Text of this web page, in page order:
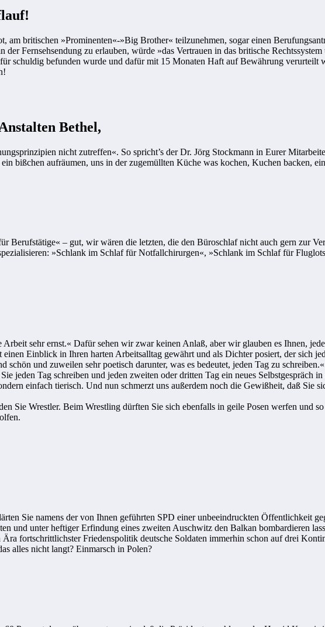
am britischen »Prominenten«-»Big Brother« teilzunehmen, sogar einen
Fernsehsendung zu erlauben, würde »das Vertrauen in das britische Rechtssystem
schuldig befunden wurde und dafür mit 15 Monaten Haft auf Bewährung verurteilt
Bethel,
nicht zutreffen«. So spricht’s der Dr. Jörg Stockmann in Eurer
bißchen aufräumen, uns in der zugemüllten Küche was kochen, Kuchen backen,
Berufstätige« – gut, wir wären die letzten, die den Büroschlaf nicht auch gern zur
»Schlank im Schlaf für Notfallchirurgen«, »Schlank im Schlaf für
sehr ernst.« Dafür sehen wir zwar keinen Anlaß, aber wir glauben es Ihnen,
Einblick in Ihren harten Arbeitsalltag gewährt und als Dichter posiert, der sich
schön und zuweilen sehr poetisch darunter, was es bedeutet, jeden Tag zu schreiben.«
jeden Tag schreiben und jeden zweiten oder dritten Tag ein neues
einfach tierisch. Und nun schmerzt uns außerdem noch die Gewißheit, daß Sie
Sie Wrestler. Beim Wrestling dürften Sie sich ebenfalls in geile Posen werfen und
Sie namens der von Ihnen geführten SPD einer unbeeindruckten Öffentlichkeit
und unter heftiger Erfindung eines zweiten Auschwitz den Balkan bombardieren
fortschrittlichster Friedenspolitik deutsche Soldaten immerhin schon auf drei
alles nicht langt? Einmarsch in Polen?